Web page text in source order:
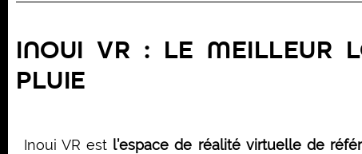
INOUI VR : LE MEILLEUR
PLUIE
Inoui VR est l’espace de réalité virtuelle de